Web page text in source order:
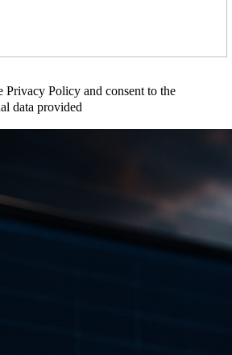
Privacy Policy and consent to the
data provided